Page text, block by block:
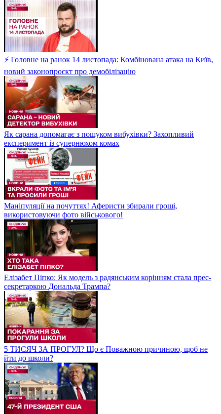
⚡ Головне на ранок 14 листопада: Комбінована атака на Київ,
новий законопроєкт про демобілізацію
Як сарана допомагає з пошуком вибухівки? Захопливий
експеримент із супернюхом комах
Маніпуляції на почуттях! Аферисти збирали гроші,
використовуючи фото військового!
Елізабет Піпко: Як модель з радянським корінням стала прес-
секретаркою Дональда Трампа?
5 ТИСЯЧ ЗА ПРОГУЛ? Що є Поважною причиною, щоб не
йти до школи?